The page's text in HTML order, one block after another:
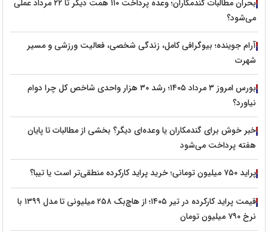
بحران مطالبات گندمکاران؛ وعده پرداخت ۱۱۰ همت دیگر تا ۲۲ مرداد عملی
می‌شود؟
آرام جوینده؛ بیوگرافی کامل، زندگی شخصی، فعالیت ورزشی و مسیر
شهرت
بورس امروز ۳ مرداد ۱۴۰۵؛ رشد ۳۰ هزار واحدی شاخص کل چرا دوام
نیاورد؟
خبر خوش برای گندمکاران یا وعده‌ای دیگر؟ بخشی از مطالبات تا پایان
هفته پرداخت می‌شود
پراید ۷۵۰ میلیون تومانی؛ خرید پراید کارکرده منطقی‌تر است یا تیبا؟
قیمت پراید کارکرده در تیر ۱۴۰۵؛ از هاچ‌بک ۲۵۸ میلیونی تا مدل ۱۳۹۹ با
نرخ ۷۹۰ میلیون تومان